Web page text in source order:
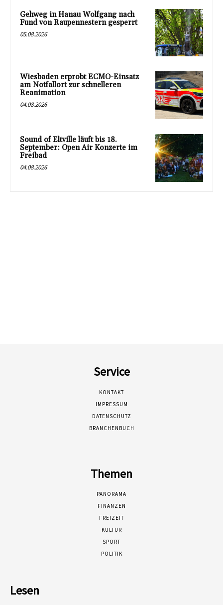
Gehweg in Hanau Wolfgang nach
Fund von Raupennestern gesperrt
05.08.2026
Wiesbaden erprobt ECMO-Einsatz
am Notfallort zur schnelleren
Reanimation
04.08.2026
Sound of Eltville läuft bis 18.
September: Open Air Konzerte im
Freibad
04.08.2026
Service
KONTAKT
IMPRESSUM
DATENSCHUTZ
BRANCHENBUCH
Themen
PANORAMA
FINANZEN
FREIZEIT
KULTUR
SPORT
POLITIK
Lesen